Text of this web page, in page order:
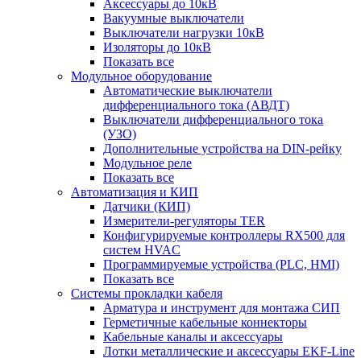
Аксессуары до 10кВ
Вакуумные выключатели
Выключатели нагрузки 10кВ
Изоляторы до 10кВ
Показать все
Модульное оборудование
Автоматические выключатели
дифференциального тока (АВДТ)
Выключатели дифференциального тока
(УЗО)
Дополнительные устройства на DIN-рейку
Модульное реле
Показать все
Автоматизация и КИП
Датчики (КИП)
Измерители-регуляторы TER
Конфигурируемые контроллеры RX500 для
систем HVAC
Программируемые устройства (PLC, HMI)
Показать все
Системы прокладки кабеля
Арматура и инструмент для монтажа СИП
Герметичные кабельные коннекторы
Кабельные каналы и аксессуары
Лотки металлические и аксессуары EKF-Line